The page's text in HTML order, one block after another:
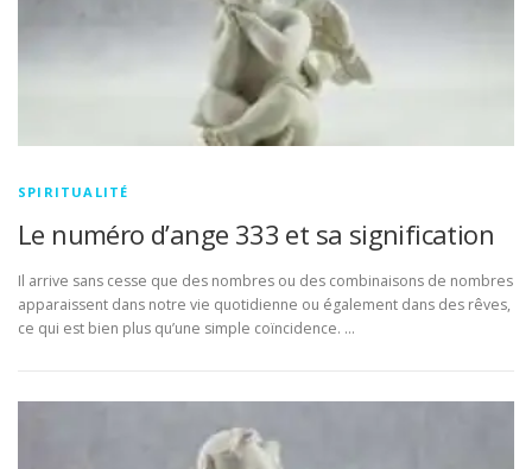
SPIRITUALITÉ
Le numéro d’ange 333 et sa signification
Il arrive sans cesse que des nombres ou des combinaisons de nombres
apparaissent dans notre vie quotidienne ou également dans des rêves,
ce qui est bien plus qu’une simple coïncidence. …